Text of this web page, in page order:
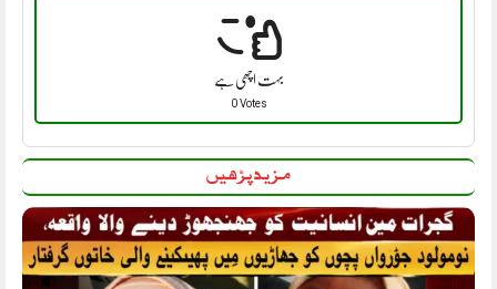
بہت اچھی ہے
0 Votes
مزید پڑھیں